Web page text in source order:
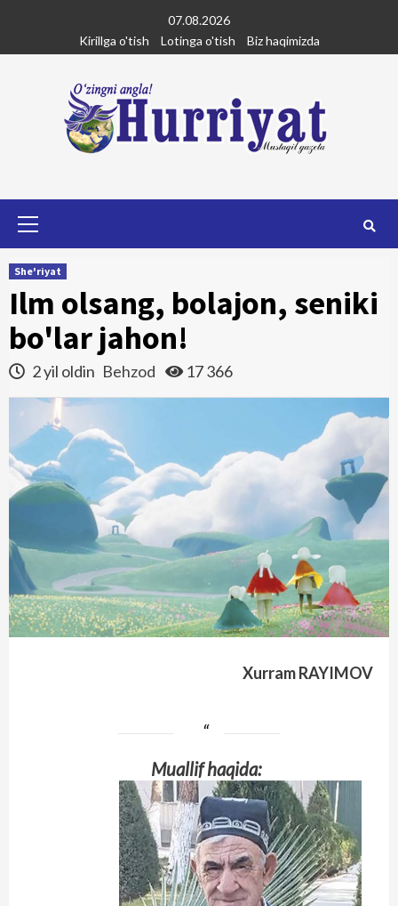
content
07.08.2026
Kirillga o'tish
Lotinga o'tish Biz haqimizda
She'riyat
Ilm olsang, bolajon, seniki
bo'lar jahon!
2 yil oldin Behzod 17 366
Xurram RAYIMOV
Muallif haqida: